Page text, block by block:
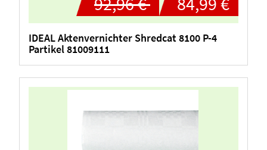
IDEAL Aktenvernichter Shredcat 8100 P-4
Partikel 81009111